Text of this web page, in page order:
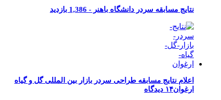
نتایج مسابقه سردر دانشگاه باهنر - 1,386 بازدید
اعلام نتایج مسابقه طراحی سردر بازار بین المللی گل و گیاه
ارغوان ۱۴ دیدگاه